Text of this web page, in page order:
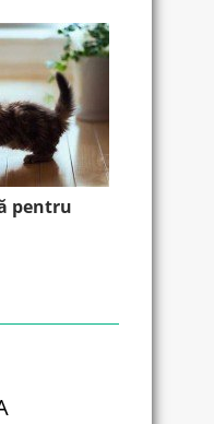
pentru